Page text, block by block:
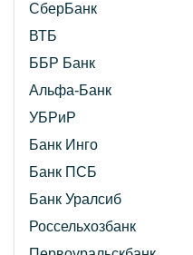
СберБанк
ВТБ
ББР Банк
Альфа-Банк
УБРиР
Банк Инго
Банк ПСБ
Банк Уралсиб
Россельхозбанк